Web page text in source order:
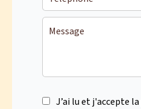
J’ai lu et j'accepte la